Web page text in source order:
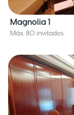
Magnolia 1
Máx. 80 invitados